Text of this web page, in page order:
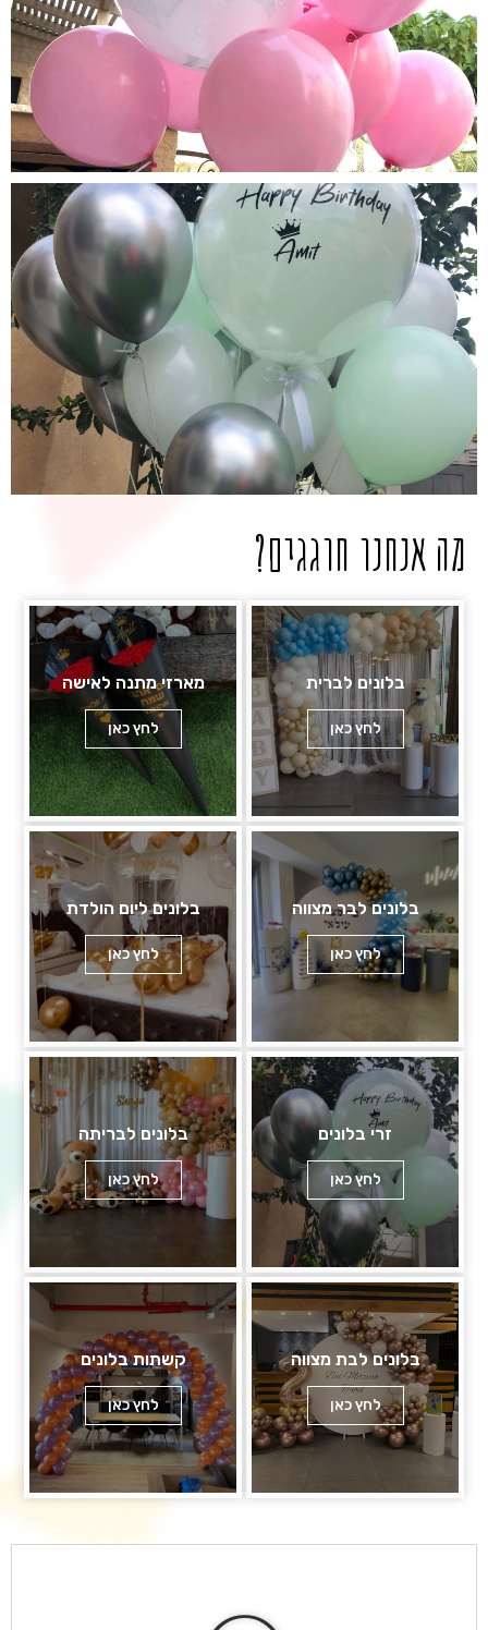
מה אנחנו חוגגים?
בלונים לברית
לחץ כאן
מארזי מתנה לאישה
לחץ כאן
בלונים לבר מצווה
לחץ כאן
בלונים ליום הולדת
לחץ כאן
זרי בלונים
לחץ כאן
בלונים לבריתה
לחץ כאן
בלונים לבת מצווה
לחץ כאן
קשתות בלונים
לחץ כאן